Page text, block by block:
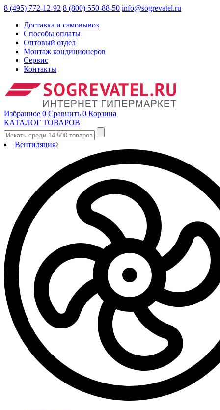
8 (495) 772-12-92 8 (800) 550-88-50 info@sogrevatel.ru
Доставка и самовывоз
Способы оплаты
Оптовый отдел
Монтаж кондиционеров
Сервис
Контакты
Избранное 0 Сравнить 0 Корзина
КАТАЛОГ ТОВАРОВ
Вентиляция